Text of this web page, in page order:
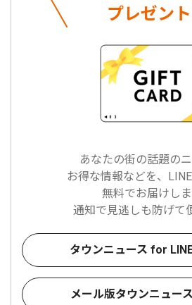
プレゼント
あなたの街の話題の
お得な情報などを、
無料でお届けしま
通知で見逃しも防げて
タウンニュース for
メール版タウンニュー